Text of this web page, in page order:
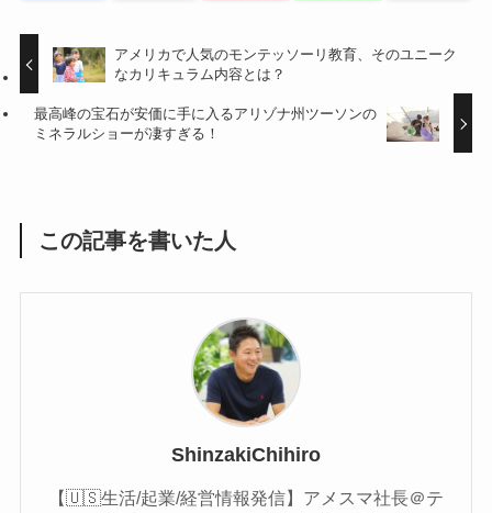
アメリカで人気のモンテッソーリ教育、そのユニーク
なカリキュラム内容とは？
最高峰の宝石が安価に手に入るアリゾナ州ツーソンの
ミネラルショーが凄すぎる！
この記事を書いた人
ShinzakiChihiro
【🇺🇸生活/起業/経営情報発信】アメスマ社長＠テ